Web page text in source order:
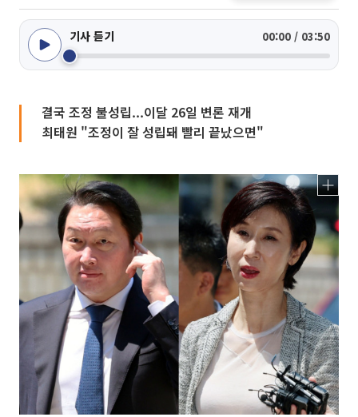
기사 듣기 00:00 / 03:50
결국 조정 불성립...이달 26일 변론 재개
최태원 "조정이 잘 성립돼 빨리 끝났으면"